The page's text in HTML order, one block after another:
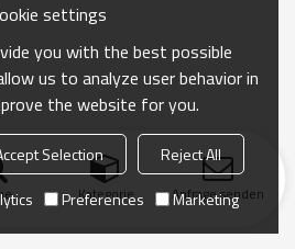
Kategorie Anfrage senden
settings
you with the best possible
us to analyze user behavior in
the website for you.
Selection
Reject All
Preferences Marketing